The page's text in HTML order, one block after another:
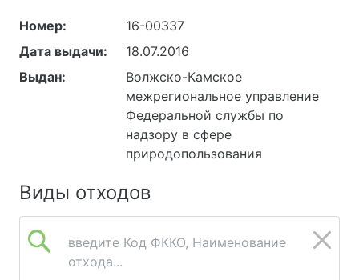
Номер:
16-00337
Дата выдачи:
18.07.2016
Выдан:
Волжско-Камское
межрегиональное управление
Федеральной службы по
надзору в сфере
природопользования
Виды отходов
введите Код ФККО, Наименование
отхода...